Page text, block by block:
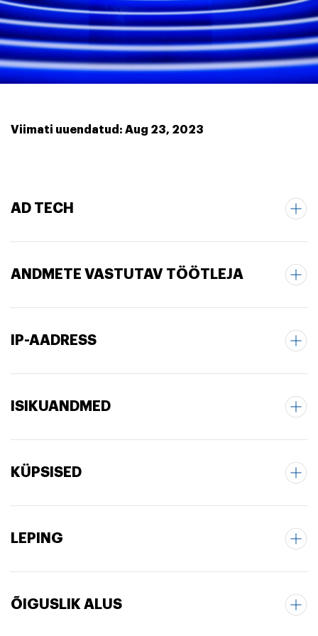
Viimati uuendatud: Aug 23, 2023
AD TECH
ANDMETE VASTUTAV TÖÖTLEJA
IP-AADRESS
ISIKUANDMED
KÜPSISED
LEPING
ÕIGUSLIK ALUS